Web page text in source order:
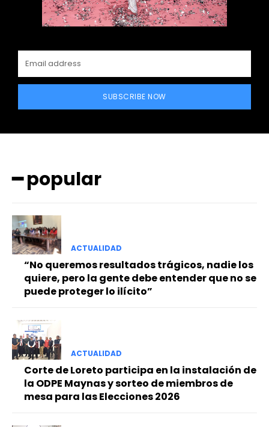
SUBSCRIBE NOW
━ popular
ACTUALIDAD
“No queremos resultados trágicos, nadie los
quiere, pero la gente debe entender que no se
puede proteger lo ilícito”
ACTUALIDAD
Corte de Loreto participa en la instalación de
la ODPE Maynas y sorteo de miembros de
mesa para las Elecciones 2026